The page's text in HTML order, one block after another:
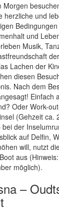
Morgen
herzliche und
und
Musik,
Lachen der
diesen
Nach dem
Einfach
Oder Work-
(Gehzeit ca.
der
auf Delfin,
will, nutzt
aus
möglich).
–